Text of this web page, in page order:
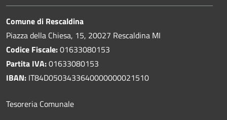
Comune di Rescaldina
Piazza della Chiesa, 15, 20027 Rescaldina MI
Codice Fiscale:01633080153
Partita IVA:01633080153
IBAN: IT84D0503433640000000021510
Tesoreria Comunale